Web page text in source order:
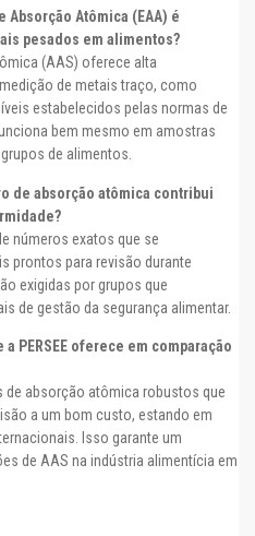
Absorção Atômica (EAA) é
pesados ​​em alimentos?
(AAS) oferece alta
de metais traço, como
estabelecidos pelas normas de
bem mesmo em amostras
de alimentos.
de absorção atômica contribui
números exatos que se
prontos para revisão durante
exigidas por grupos que
de gestão da segurança alimentar.
PERSEE oferece em comparação
absorção atômica robustos que
a um bom custo, estando em
Isso garante um
de AAS na indústria alimentícia em